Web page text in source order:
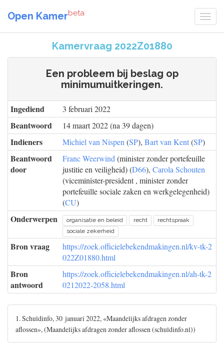
Open Kamerbeta
Kamervraag 2022Z01880
Een probleem bij beslag op
minimumuitkeringen.
Ingediend 3 februari 2022
Beantwoord 14 maart 2022 (na 39 dagen)
Indieners Michiel van Nispen (SP), Bart van Kent(SP)
Beantwoord
door
Franc Weerwind (minister zonder portefeuille
justitie en veiligheid) (D66), Carola Schouten
(viceminister-president , minister zonder
portefeuille sociale zaken en werkgelegenheid)
(CU)
Onderwerpen organisatie en beleid recht
rechtspraak
sociale zekerheid
Bron vraag
https://zoek.officielebekendmakingen.nl/kv-tk-2
022Z01880.html
Bron
antwoord
https://zoek.officielebekendmakingen.nl/ah-tk-2
0212022-2058.html
1. Schuldinfo, 30 januari 2022, «Maandelijks afdragen zonder
aflossen», (Maandelijks afdragen zonder aflossen (schuldinfo.nl))